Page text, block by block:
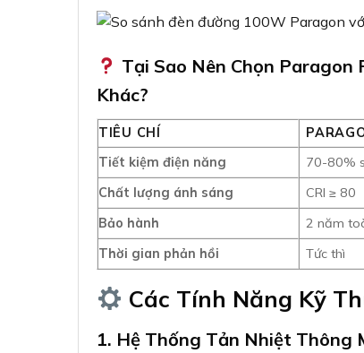
Tại Sao Nên Chọn Paragon
Khác?
TIÊU CHÍ
Tiết kiệm điện năng
70-80%
Chất lượng ánh sáng
CRI ≥ 80
Bảo hành
2 năm
Thời gian phản hồi
Tức thì
Các Tính Năng Kỹ
1. Hệ Thống Tản Nhiệt Thông